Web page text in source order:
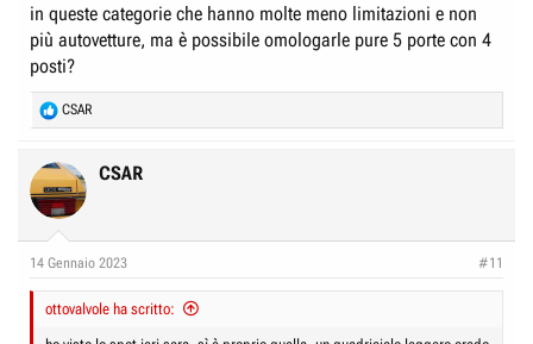
in queste categorie che hanno molte meno limitazioni e non
più autovetture, ma è possibile omologarle pure 5 porte con 4
posti?
R
e
c
t
i
s
CSAR
CSAR
14 Gennaio 2023 #11
ottovalvole ha scritto: